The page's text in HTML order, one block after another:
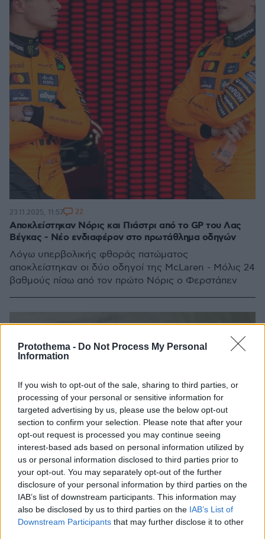
Protothema - Do Not Process My Personal
Information
If you wish to opt-out of the sale, sharing to third parties, or
processing of your personal or sensitive information for
targeted advertising by us, please use the below opt-out
section to confirm your selection. Please note that after your
opt-out request is processed you may continue seeing
interest-based ads based on personal information utilized by
us or personal information disclosed to third parties prior to
your opt-out. You may separately opt-out of the further
disclosure of your personal information by third parties on the
IAB’s list of downstream participants. This information may
also be disclosed by us to third parties on the IAB’s List of
Downstream Participants that may further disclose it to other
Αποκλείστηκαν Νόρις και Πιάστρι από το GP του Λας
Βέγκας - Νέο ενδιαφέρον στο πρωτάθλημα οδηγών
Λόγω υπερβολικής φθοράς πατώματος
αποκλείστηκαν οι δύο οδηγοί της McLaren - Μόλις 24
βαθμούς πίσω από τον πρώτο Νόρις ο Φερστάπεν
23.11.2025, 11:57 22